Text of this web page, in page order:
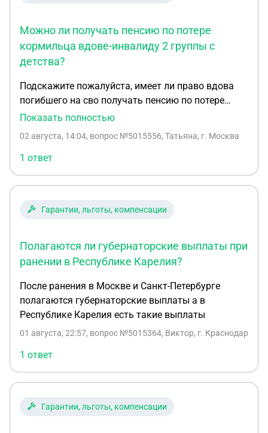
Можно ли получать пенсию по потере
кормильца вдове-инвалиду 2 группы с
детства?
Подскажите пожалуйста, имеет ли право вдова
погибшего на сво получать пенсию по потере
кормилица, если она является инвалидом 2
инвалидности? Здравствуйте! Подскажите
пожалуйста, имеет ли право вдова погибшего на
сво получать пенсию по потере кормилица, если
она является инвалидом 2 группы с детства и уже
Показать полностью
02 августа, 14:04, вопрос №5015556, Татьяна, г. Москва
1 ответ
Гарантии, льготы, компенсации
Полагаются ли губернаторские выплаты при
ранении в Республике Карелия?
После ранения в Москве и Санкт-Петербурге
полагаются губернаторские выплаты а в
Республике Карелия есть такие выплаты
01 августа, 22:57, вопрос №5015364, Виктор, г. Краснодар
1 ответ
Гарантии, льготы, компенсации